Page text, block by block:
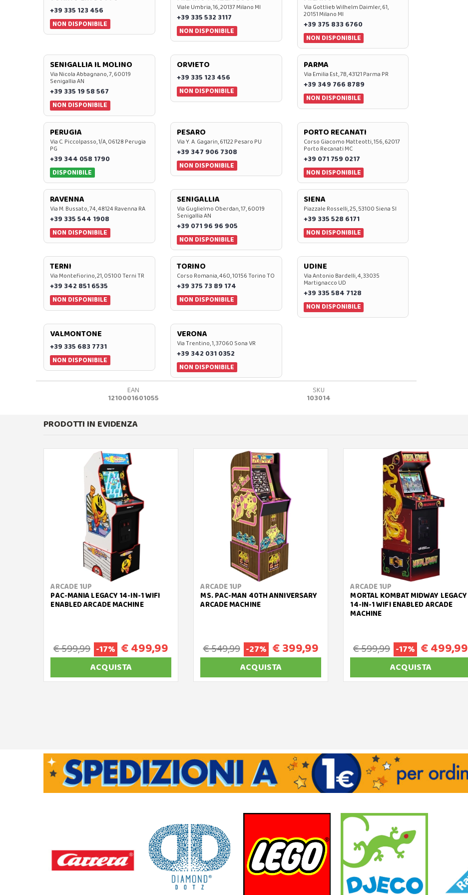
+39 335 123 456
NON DISPONIBILE
Viale Umbria, 16, 20137 Milano MI
+39 335 532 3117
NON DISPONIBILE
Via Gottlieb Wilhelm Daimler, 61,
20151 Milano MI
+39 375 833 6760
NON DISPONIBILE
SENIGALLIA IL MOLINO
Via Nicola Abbagnano, 7, 60019
Senigallia AN
+39 335 19 58 567
NON DISPONIBILE
ORVIETO
+39 335 123 456
NON DISPONIBILE
PARMA
Via Emilia Est, 7B, 43121 Parma PR
+39 349 766 8789
NON DISPONIBILE
PERUGIA
Via C. Piccolpasso, 1/A, 06128 Perugia
PG
+39 344 058 1790
DISPONIBILE
PESARO
Via Y. A. Gagarin, 61122 Pesaro PU
+39 347 906 7308
NON DISPONIBILE
PORTO RECANATI
Corso Giacomo Matteotti, 156, 62017
Porto Recanati MC
+39 071 759 0217
NON DISPONIBILE
RAVENNA
Via M. Bussato, 74, 48124 Ravenna RA
+39 335 544 1908
NON DISPONIBILE
SENIGALLIA
Via Guglielmo Oberdan, 17, 60019
Senigallia AN
+39 071 96 96 905
NON DISPONIBILE
SIENA
Piazzale Rosselli, 25, 53100 Siena SI
+39 335 528 6171
NON DISPONIBILE
TERNI
Via Montefiorino, 21, 05100 Terni TR
+39 342 851 6535
NON DISPONIBILE
TORINO
Corso Romania, 460, 10156 Torino TO
+39 375 73 89 174
NON DISPONIBILE
UDINE
Via Antonio Bardelli, 4, 33035
Martignacco UD
+39 335 584 7128
NON DISPONIBILE
VALMONTONE
+39 335 683 7731
NON DISPONIBILE
VERONA
Via Trentino, 1, 37060 Sona VR
+39 342 031 0352
NON DISPONIBILE
EAN
1210001601055
SKU
103014
PRODOTTI IN EVIDENZA
ARCADE 1UP
PAC-MANIA LEGACY 14-IN-1 WIFI
ENABLED ARCADE MACHINE
€ 599,99 -17% € 499,99
ACQUISTA
ARCADE 1UP
MS. PAC-MAN 40TH ANNIVERSARY
ARCADE MACHINE
€ 549,99 -27% € 399,99
ACQUISTA
ARCADE 1UP
MORTAL KOMBAT MIDWAY LEGACY
14-IN-1 WIFI ENABLED ARCADE
MACHINE
€ 599,99 -17% € 499,99
ACQUISTA